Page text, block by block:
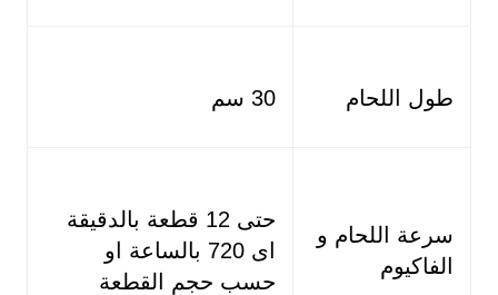
طول اللحام 30 سم
سرعة اللحام و
الفاكيوم
حتى 12 قطعة بالدقيقة
اى 720 بالساعة او
حسب حجم القطعة